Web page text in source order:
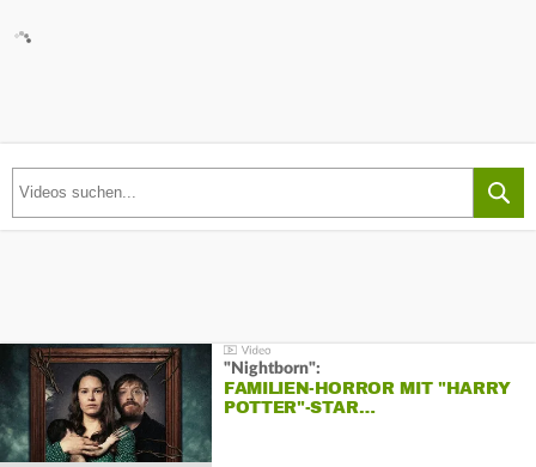
"Nightborn":
FAMILIEN-HORROR MIT "HARRY
POTTER"-STAR…